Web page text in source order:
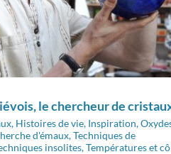
le chercheur de
, Histoires de vie, Inspiration,
d'émaux,Techniques de
insolites,Températures et